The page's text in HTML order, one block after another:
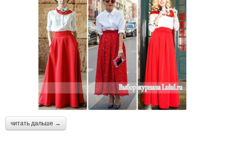
читать дальше →